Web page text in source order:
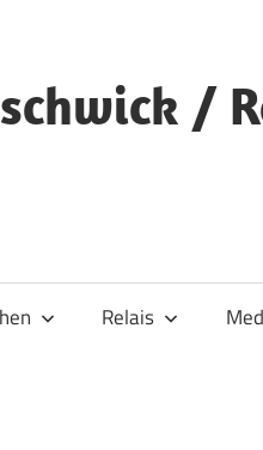
/
Relais